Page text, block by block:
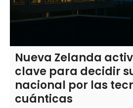
Nueva Zelanda
clave para decidir
nacional por las
cuánticas